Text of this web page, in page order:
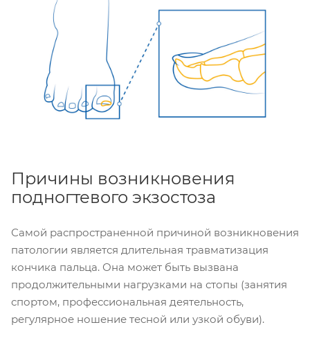
Причины возникновения
подногтевого экзостоза
Самой распространенной причиной возникновения
патологии является длительная травматизация
кончика пальца. Она может быть вызвана
продолжительными нагрузками на стопы (занятия
спортом, профессиональная деятельность,
регулярное ношение тесной или узкой обуви).